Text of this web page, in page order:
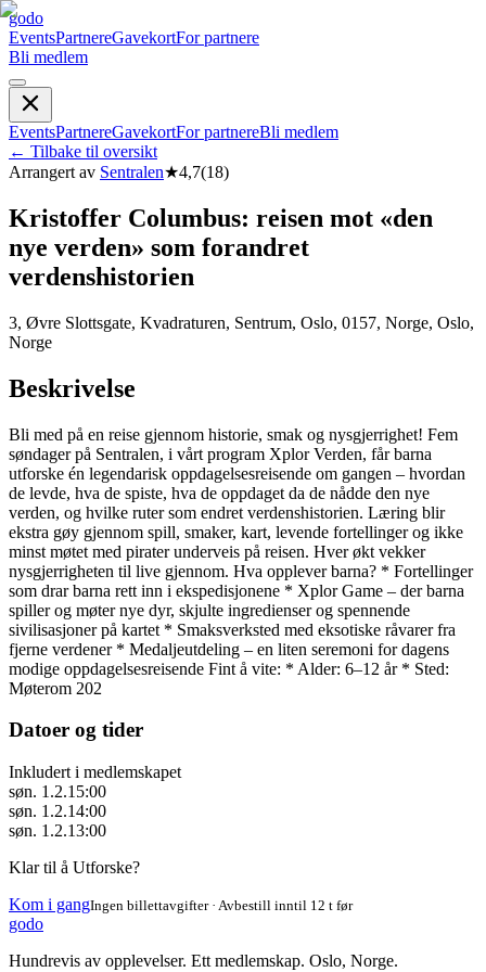
godo
EventsPartnereGavekortFor partnere
Bli medlem
EventsPartnereGavekortFor partnereBli medlem
← Tilbake til oversikt
Arrangert av Sentralen★4,7(18)
Kristoffer Columbus: reisen mot «den
nye verden» som forandret
verdenshistorien
3, Øvre Slottsgate, Kvadraturen, Sentrum, Oslo, 0157, Norge, Oslo,
Norge
Beskrivelse
Bli med på en reise gjennom historie, smak og nysgjerrighet! Fem
søndager på Sentralen, i vårt program Xplor Verden, får barna
utforske én legendarisk oppdagelsesreisende om gangen – hvordan
de levde, hva de spiste, hva de oppdaget da de nådde den nye
verden, og hvilke ruter som endret verdenshistorien. Læring blir
ekstra gøy gjennom spill, smaker, kart, levende fortellinger og ikke
minst møtet med pirater underveis på reisen. Hver økt vekker
nysgjerrigheten til live gjennom. Hva opplever barna? * Fortellinger
som drar barna rett inn i ekspedisjonene * Xplor Game – der barna
spiller og møter nye dyr, skjulte ingredienser og spennende
sivilisasjoner på kartet * Smaksverksted med eksotiske råvarer fra
fjerne verdener * Medaljeutdeling – en liten seremoni for dagens
modige oppdagelsesreisende Fint å vite: * Alder: 6–12 år * Sted:
Møterom 202
Datoer og tider
Inkludert i medlemskapet
søn. 1.2.15:00
søn. 1.2.14:00
søn. 1.2.13:00
Klar til å Utforske?
Kom i gangIngen billettavgifter · Avbestill inntil 12 t før
godo
Hundrevis av opplevelser. Ett medlemskap. Oslo, Norge.